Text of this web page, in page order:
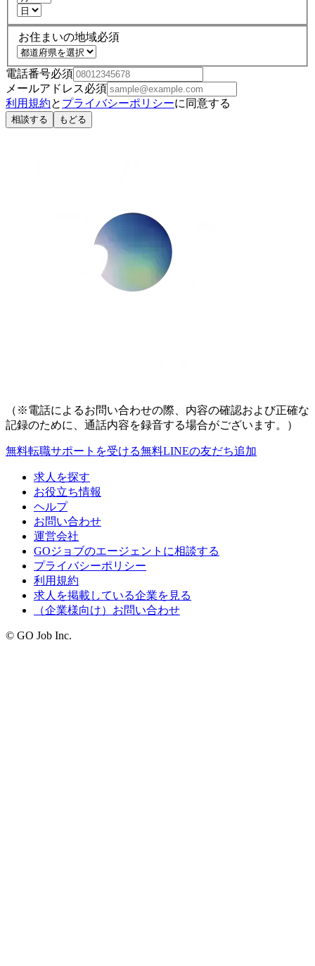
お住まいの地域必須
電話番号必須
メールアドレス必須
利用規約と プライバシーポリシーに同意する
相談する もどる
（※電話によるお問い合わせの際、内容の確認および正確な
記録のために、通話内容を録音する場合がございます。）
無料転職サポートを受ける無料LINEの友だち追加
求人を探す
お役立ち情報
ヘルプ
お問い合わせ
運営会社
GOジョブのエージェントに相談する
プライバシーポリシー
利用規約
求人を掲載している企業を見る
（企業様向け）お問い合わせ
© GO Job Inc.